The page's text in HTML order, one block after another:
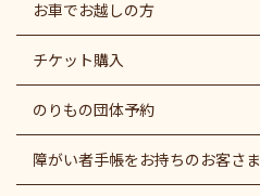
お車でお越しの方
チケット購入
のりもの団体予約
障がい者⼿帳をお持ちのお客さま